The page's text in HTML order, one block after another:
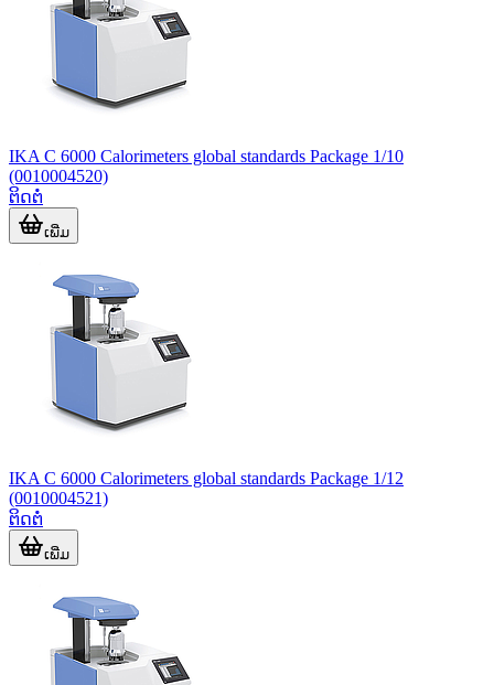
IKA C 6000 Calorimeters global standards Package 1/10
(0010004520)
ຕິດຕໍ່
ເພີ່ມ
IKA C 6000 Calorimeters global standards Package 1/12
(0010004521)
ຕິດຕໍ່
ເພີ່ມ